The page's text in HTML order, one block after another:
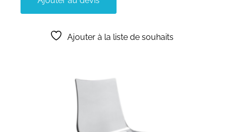
Ajouter à la liste de souhaits